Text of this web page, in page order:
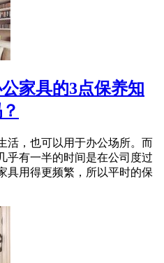
公家具的3点保养知
活，也可以用于办公场所。而
乎有一半的时间是在公司度过
具用得更频繁，所以平时的保